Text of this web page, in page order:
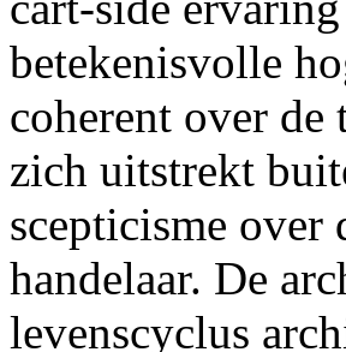
betekenisvolle
coherent over
zich uitstrekt
scepticisme over
handelaar. De
levenscyclus